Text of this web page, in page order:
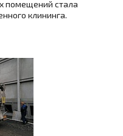
помещений стала
клининга.